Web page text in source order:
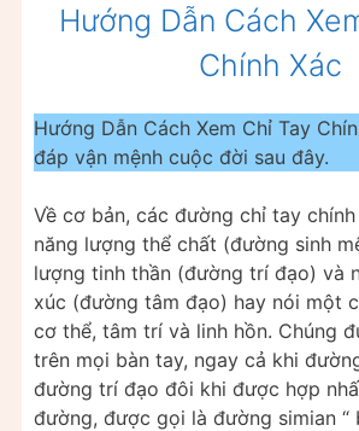
Hướng Dẫn Cách
Chính Xác
Hướng Dẫn Cách Xem Chỉ Tay
đáp vận mệnh cuộc đời sau đây.
Về cơ bản, các đường chỉ tay
năng lượng thể chất (đường sinh
lượng tinh thần (đường trí đạo) và
xúc (đường tâm đạo) hay nói một
cơ thể, tâm trí và linh hồn. Chúng
trên mọi bàn tay, ngay cả khi
đường trí đạo đôi khi được hợp
đường, được gọi là đường simian “